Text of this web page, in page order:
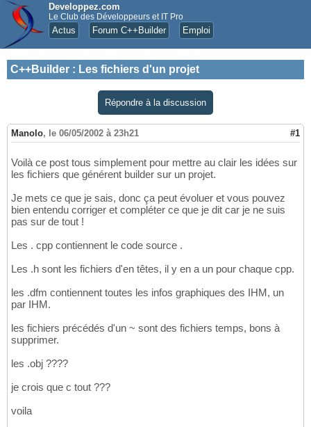
Developpez.com
Le Club des Développeurs et IT Pro
Actus Forum C++Builder Emploi
C++Builder : Les fichiers d'un projet
Répondre à la discussion
Manolo, le 06/05/2002 à 23h21 #1
Voilà ce post tous simplement pour mettre au clair les idées sur
les fichiers que générent builder sur un projet.
Je mets ce que je sais, donc ça peut évoluer et vous pouvez
bien entendu corriger et compléter ce que je dit car je ne suis
pas sur de tout !
Les . cpp contiennent le code source .
Les .h sont les fichiers d'en têtes, il y en a un pour chaque cpp.
les .dfm contiennent toutes les infos graphiques des IHM, un
par IHM.
les fichiers précédés d'un ~ sont des fichiers temps, bons à
supprimer.
les .obj ????
je crois que c tout ???
voila